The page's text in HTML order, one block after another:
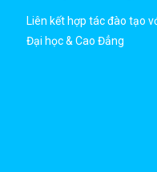
Liên kết hợp tác đào tạo
Đại học & Cao Đẳng